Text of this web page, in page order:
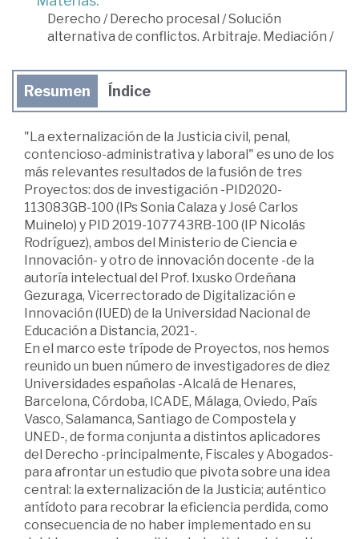
Derecho / Derecho procesal /Solución
alternativa de conflictos. Arbitraje. Mediación /
Resumen Índice
"La externalización de la Justicia civil, penal,
contencioso-administrativa y laboral" es uno de los
más relevantes resultados de la fusión de tres
Proyectos: dos de investigación -PID2020-
113083GB-100 (IPs Sonia Calaza y José Carlos
Muinelo) y PID 2019-107743RB-100 (IP Nicolás
Rodríguez), ambos del Ministerio de Ciencia e
Innovación- y otro de innovación docente -de la
autoría intelectual del Prof. Ixusko Ordeñana
Gezuraga, Vicerrectorado de Digitalización e
Innovación (IUED) de la Universidad Nacional de
Educación a Distancia, 2021-.
En el marco este trípode de Proyectos, nos hemos
reunido un buen número de investigadores de diez
Universidades españolas -Alcalá de Henares,
Barcelona, Córdoba, ICADE, Málaga, Oviedo, País
Vasco, Salamanca, Santiago de Compostela y
UNED-, de forma conjunta a distintos aplicadores
del Derecho -principalmente, Fiscales y Abogados-
para afrontar un estudio que pivota sobre una idea
central: la externalización de la Justicia; auténtico
antídoto para recobrar la eficiencia perdida, como
consecuencia de no haber implementado en su